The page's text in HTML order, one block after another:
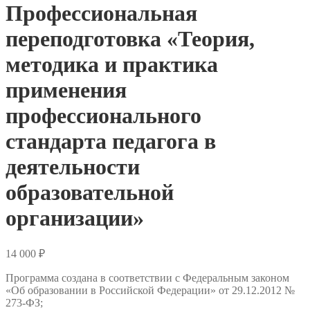
Профессиональная
переподготовка «Теория,
методика и практика
применения
профессионального
стандарта педагога в
деятельности
образовательной
организации»
14 000 ₽
Программа создана в соответствии с Федеральным законом
«Об образовании в Российской Федерации» от 29.12.2012 №
273-ФЗ;